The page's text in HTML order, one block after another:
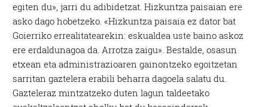
egiten du», jarri du adibidetzat. Hizkuntza paisaian ere
asko dago hobetzeko. «Hizkuntza paisaia ez dator bat
Goierriko errealitatearekin: eskualdea uste baino askoz
ere erdaldunagoa da. Arrotza zaigu». Bestalde, osasun
etxean eta administrazioaren gainontzeko egoitzetan
sarritan gaztelera erabili beharra dagoela salatu du.
Gazteleraz mintzatzeko duten lagun taldeetako